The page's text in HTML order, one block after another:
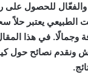
للحصول على
الطبيعي يعتبر حلاً
وجمالًا. في هذا
ونقدم نصائح حول